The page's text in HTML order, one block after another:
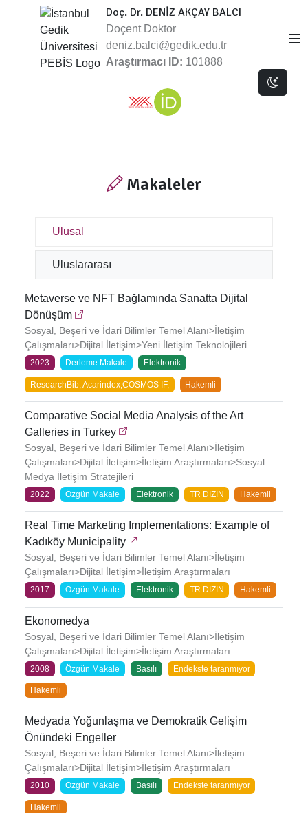
Dark
Doç. Dr. DENİZ AKÇAY BALCI
Doçent Doktor
deniz.balci@gedik.edu.tr
Araştırmacı ID: 101888
Makaleler
Ulusal
Uluslararası
Metaverse ve NFT Bağlamında Sanatta Dijital
Dönüşüm
Sosyal, Beşeri ve İdari Bilimler Temel Alanı>İletişim
Çalışmaları>Dijital İletişim>Yeni İletişim Teknolojileri
2023 Derleme Makale Elektronik
ResearchBib, Acarindex,COSMOS IF, Hakemli
Comparative Social Media Analysis of the Art
Galleries in Turkey
Sosyal, Beşeri ve İdari Bilimler Temel Alanı>İletişim
Çalışmaları>Dijital İletişim>İletişim Araştırmaları>Sosyal
Medya İletişim Stratejileri
2022 Özgün Makale Elektronik TR DİZİN Hakemli
Real Time Marketing Implementations: Example of
Kadıköy Municipality
Sosyal, Beşeri ve İdari Bilimler Temel Alanı>İletişim
Çalışmaları>Dijital İletişim>İletişim Araştırmaları
2017 Özgün Makale Elektronik TR DİZİN Hakemli
Ekonomedya
Sosyal, Beşeri ve İdari Bilimler Temel Alanı>İletişim
Çalışmaları>Dijital İletişim>İletişim Araştırmaları
2008 Özgün Makale Basılı Endekste taranmıyor
Hakemli
Medyada Yoğunlaşma ve Demokratik Gelişim
Önündeki Engeller
Sosyal, Beşeri ve İdari Bilimler Temel Alanı>İletişim
Çalışmaları>Dijital İletişim>İletişim Araştırmaları
2010 Özgün Makale Basılı Endekste taranmıyor
Hakemli